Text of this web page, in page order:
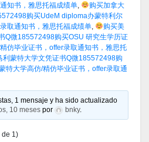
知书，雅思托福成绩单,
购买加拿大
购买UdeM diploma办蒙特利尔
取通知书，雅思托福成绩单,
购买美
Q微185572498购买OSU 研究生学历证
仿毕业证书，offer录取通知书，雅思托
利蒙特大学文凭证书Q微185572498购
特大学高仿/精仿毕业证书，offer录取通
1 mensaje y ha sido actualizado
10 meses por bnky.
de 1)